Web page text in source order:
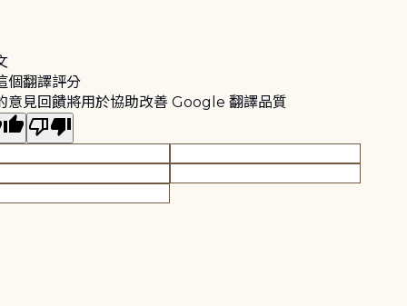
個翻譯評分
意見回饋將用於協助改善 Google 翻譯品質